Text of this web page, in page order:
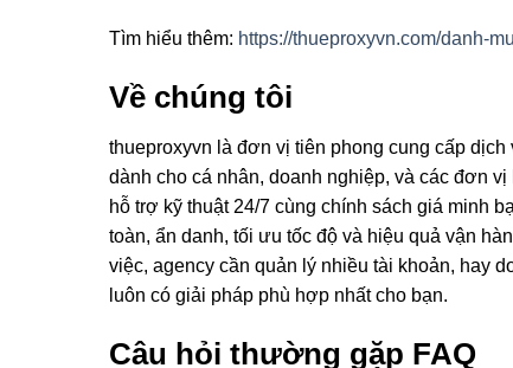
Tìm hiểu thêm: https://thueproxyvn.com/danh-
Về chúng tôi
thueproxyvn là đơn vị tiên phong cung cấp
dành cho cá nhân, doanh nghiệp, và các đơn
hỗ trợ kỹ thuật 24/7 cùng chính sách giá minh
toàn, ẩn danh, tối ưu tốc độ và hiệu quả vận
việc, agency cần quản lý nhiều tài khoản, hay
luôn có giải pháp phù hợp nhất cho bạn.
Câu hỏi thường gặp FAQ